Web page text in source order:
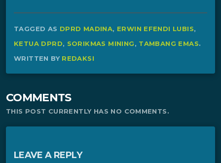
TAGGED AS DPRD MADINA, ERWIN EFENDI LUBIS,
KETUA DPRD, SORIKMAS MINING, TAMBANG EMAS.
WRITTEN BY REDAKSI
COMMENTS
THIS POST CURRENTLY HAS NO COMMENTS.
LEAVE A REPLY